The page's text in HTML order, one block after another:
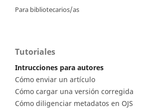
Para bibliotecarios/as
Tutoriales
Intrucciones para autores
Cómo enviar un artículo
Cómo cargar una versión corregida
Cómo diligenciar metadatos en OJS